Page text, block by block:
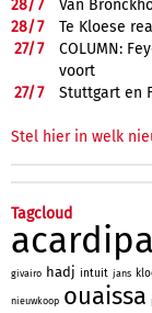
28/7
Van
28/7
Te Kloese
27/7
COLUMN:
voort
27/7 Stuttgart en
Stel hier in welk
Tagcloud
givairo hadj intuit jans
nieuwkoop ouaissa